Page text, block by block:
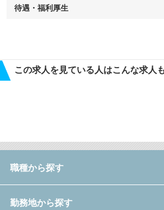
待遇・福利厚生
この求人を見ている人はこんな求人
職種から探す
勤務地から探す